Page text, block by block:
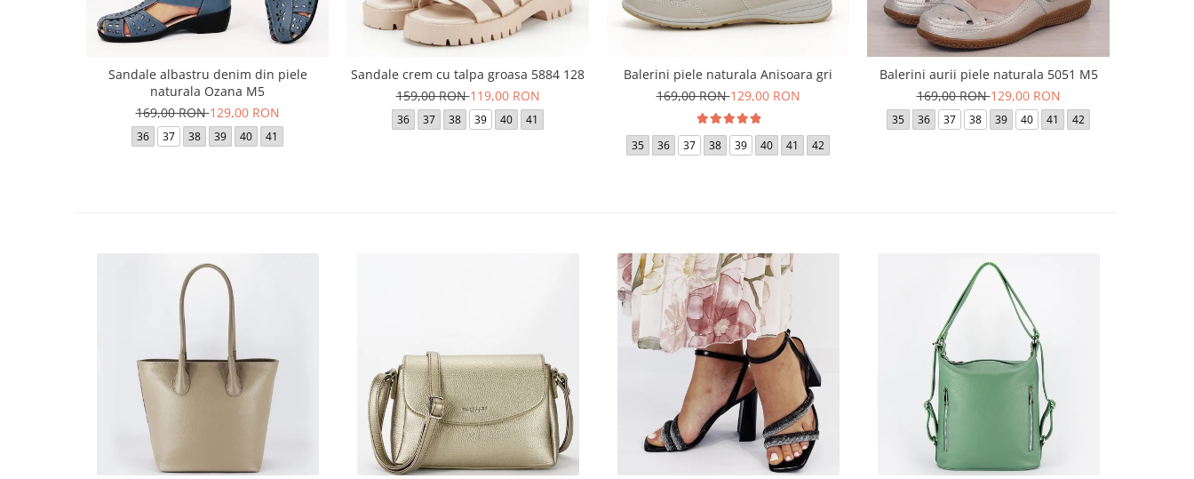
Sandale albastru denim din piele
naturala Ozana M5
169,00 RON129,00 RON
36 37 38 39 40 41
Sandale crem cu talpa groasa 5884 128
159,00 RON119,00 RON
36 37 38 39 40 41
Balerini piele naturala Anisoara gri
169,00 RON129,00 RON
35 36 37 38 39 40 41 42
Balerini aurii piele naturala 5051 M5
169,00 RON129,00 RON
35 36 37 38 39 40 41 42